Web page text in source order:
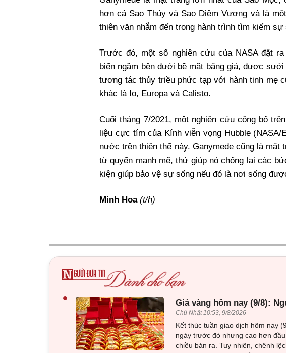
hơn cả Sao Thủy và Sao Diêm Vương và là
thiên văn nhắm đến trong hành trình tìm kiếm sự
Trước đó, một số nghiên cứu của NASA đặt
biển ngầm bên dưới bề mặt băng giá, được
tương tác thủy triều phức tạp với hành tinh mẹ
khác là Io, Europa và Calisto.
Cuối tháng 7/2021, một nghiên cứu công bố trên
liệu cực tím của Kính viễn vọng Hubble
nước trên thiên thể này. Ganymede cũng là mặt
từ quyển mạnh mẽ, thứ giúp nó chống lại các
kiện giúp bảo vệ sự sống nếu đó là nơi sống
Minh Hoa (t/h)
• Giá vàng hôm nay (9/8):
Chủ Nhật 10:53, 9/8/2026
Kết thúc tuần giao dịch hôm nay
ngày trước đó nhưng cao hơn
chiều bán ra. Tuy nhiên, chênh